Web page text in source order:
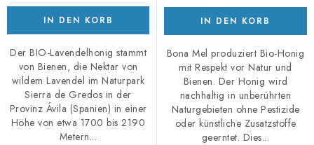
IN DEN KORB
Der BIO-Lavendelhonig stammt
von Bienen, die Nektar von
wildem Lavendel im Naturpark
Sierra de Gredos in der
Provinz Ávila (Spanien) in einer
Höhe von etwa 1700 bis 2190
Metern...
IN DEN KORB
Bona Mel produziert Bio-Honig
mit Respekt vor Natur und
Bienen. Der Honig wird
nachhaltig in unberührten
Naturgebieten ohne Pestizide
oder künstliche Zusatzstoffe
geerntet. Dies...